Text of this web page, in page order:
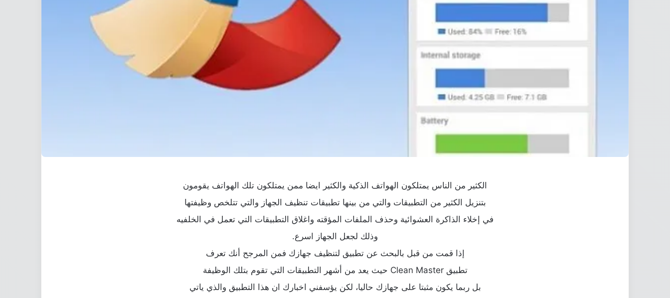
الكثير من الناس يمتلكون الهواتف الذكية والكثير ايضا ممن يمتلكون تلك الهواتف يقومون
بتنزيل الكثير من التطبيقات والتي من بينها تطبيقات تنظيف الجهاز والتي تتلخص وظيفتها
في إخلاء الذاكرة العشوائية وحذف الملفات المؤقته واغلاق التطبيقات التي تعمل في الخلفيه
وذلك لجعل الجهاز اسرع.
إذا قمت من قبل بالبحث عن تطبيق لتنظيف جهازك فمن المرجح أنك تعرف
تطبيق Clean Master حيث يعد من أشهر التطبيقات التي تقوم بتلك الوظيفة
بل ربما يكون مثبتا على جهازك حاليا، لكن يؤسفني اخبارك ان هذا التطبيق والذي ياتي